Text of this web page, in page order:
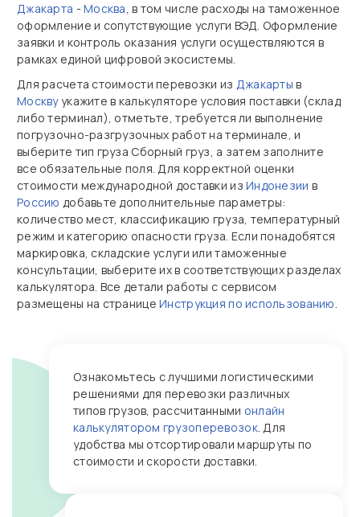
Джакарта -Москва, в том числе расходы на таможенное
оформление и сопутствующие услуги ВЭД. Оформление
заявки и контроль оказания услуги осуществляются в
рамках единой цифровой экосистемы.
Для расчета стоимости перевозки из Джакарты в
Москвуукажите в калькуляторе условия поставки (склад
либо терминал), отметьте, требуется ли выполнение
погрузочно‑разгрузочных работ на терминале, и
выберите тип груза Сборный груз, а затем заполните
все обязательные поля. Для корректной оценки
стоимости международной доставки изИндонезии в
Россию добавьте дополнительные параметры:
количество мест, классификацию груза, температурный
режим и категорию опасности груза. Если понадобятся
маркировка, складские услуги или таможенные
консультации, выберите их в соответствующих разделах
калькулятора. Все детали работы с сервисом
размещены на страницеИнструкция по использованию.
Ознакомьтесь с лучшими логистическими
решениями для перевозки различных
типов грузов, рассчитанными онлайн
калькулятором грузоперевозок. Для
удобства мы отсортировали маршруты по
стоимости и скорости доставки.